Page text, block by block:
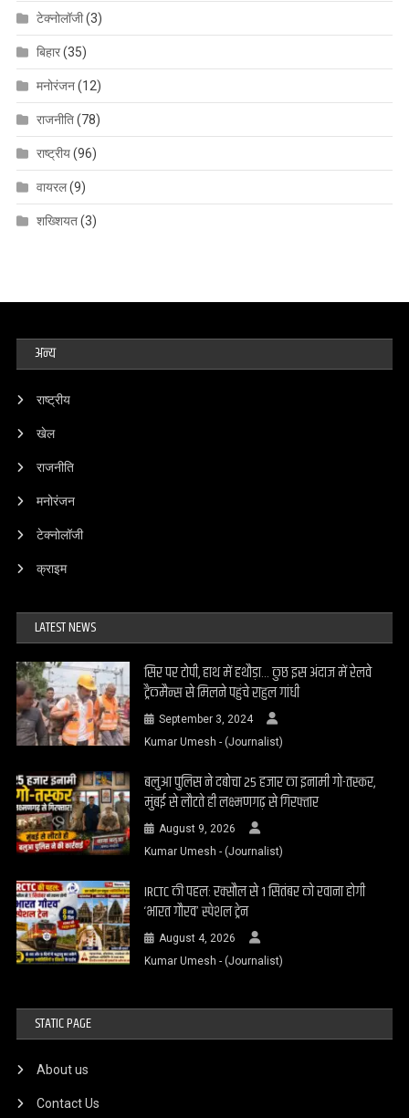
टेक्नोलॉजी(3)
बिहार(35)
मनोरंजन(12)
राजनीति(78)
राष्ट्रीय(96)
वायरल(9)
शख्शियत(3)
अन्य
राष्ट्रीय
खेल
राजनीति
मनोरंजन
टेक्नोलॉजी
क्राइम
LATEST NEWS
सिर पर टोपी, हाथ में हथौड़ा… कुछ इस अंदाज में रेलवे
ट्रैकमैन्स से मिलने पहुंचे राहुल गांधी
September 3, 2024
Kumar Umesh - (Journalist)
बलुआ पुलिस ने दबोचा 25 हजार का इनामी गो-तस्कर,
मुंबई से लौटते ही लक्ष्मणगढ़ से गिरफ्तार
August 9, 2026
Kumar Umesh - (Journalist)
IRCTC की पहल: रक्सौल से 1 सितंबर को रवाना होगी
‘भारत गौरव’ स्पेशल ट्रेन
August 4, 2026
Kumar Umesh - (Journalist)
STATIC PAGE
About us
Contact Us